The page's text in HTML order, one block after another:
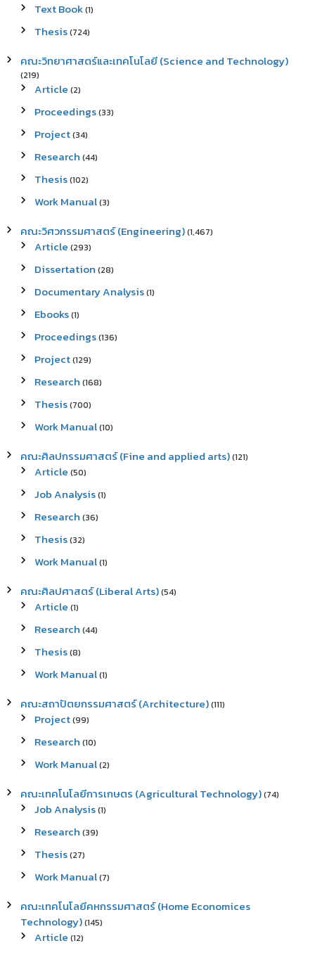
Text Book(1)
Thesis(724)
คณะวิทยาศาสตร์และเทคโนโลยี (Science and Technology)
(219)
Article (2)
Proceedings(33)
Project(34)
Research (44)
Thesis(102)
Work Manual(3)
คณะวิศวกรรมศาสตร์ (Engineering)(1,467)
Article (293)
Dissertation (28)
Documentary Analysis(1)
Ebooks(1)
Proceedings(136)
Project(129)
Research (168)
Thesis(700)
Work Manual(10)
คณะศิลปกรรมศาสตร์ (Fine and applied arts)(121)
Article (50)
Job Analysis(1)
Research (36)
Thesis(32)
Work Manual(1)
คณะศิลปศาสตร์ (Liberal Arts)(54)
Article (1)
Research (44)
Thesis(8)
Work Manual(1)
คณะสถาปัตยกรรมศาสตร์ (Architecture)(111)
Project(99)
Research (10)
Work Manual(2)
คณะเทคโนโลยีการเกษตร (Agricultural Technology)(74)
Job Analysis(1)
Research (39)
Thesis(27)
Work Manual(7)
คณะเทคโนโลยีคหกรรมศาสตร์ (Home Economices
Technology)(145)
Article (12)